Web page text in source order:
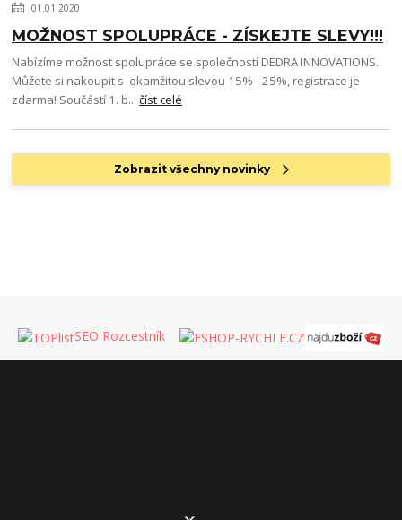
01.01.2020
MOŽNOST SPOLUPRÁCE - ZÍSKEJTE SLEVY!!!
Nabízíme možnost spolupráce se společností DEDRA INNOVATIONS.
Můžete si nakoupit s okamžitou slevou 15% - 25%, registrace je
zdarma! Součástí 1. b...číst celé
Zobrazit všechny novinky
SEO Rozcestník